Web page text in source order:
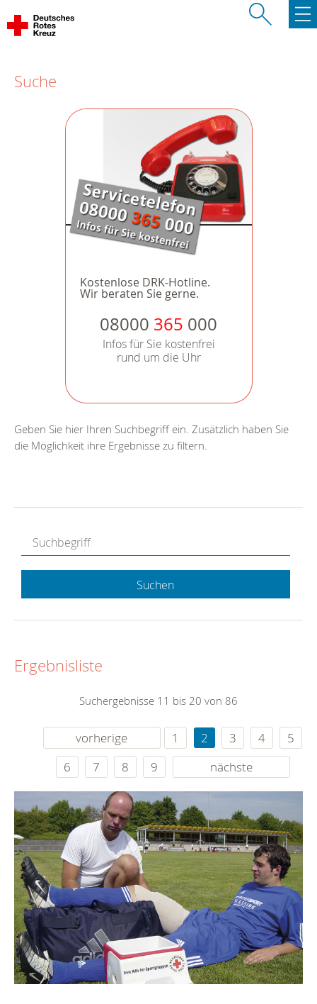
Suche
Kostenlose DRK-Hotline.
Wir beraten Sie gerne.
08000 365 000
Infos für Sie kostenfrei
rund um die Uhr
Geben Sie hier Ihren Suchbegriff ein. Zusätzlich haben Sie
die Möglichkeit ihre Ergebnisse zu filtern.
Suchen
Ergebnisliste
Suchergebnisse 11 bis 20 von 86
vorherige 1 2 3 4
5
6
7 8 9 nächste